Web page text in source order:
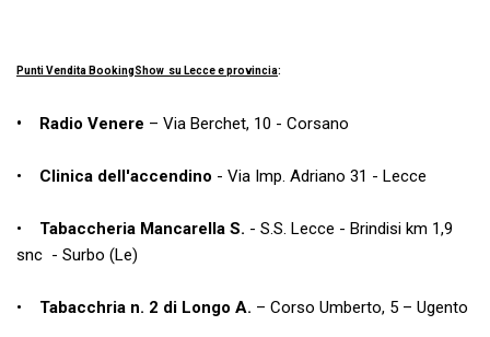
Punti Vendita BookingShow su Lecce e provincia:
• Radio Venere – Via Berchet, 10 - Corsano
• Clinica dell'accendino - Via Imp. Adriano 31 - Lecce
• Tabaccheria Mancarella S. - S.S. Lecce - Brindisi km 1,9
snc - Surbo (Le)
• Tabacchria n. 2 di Longo A. – Corso Umberto, 5 – Ugento